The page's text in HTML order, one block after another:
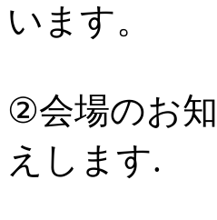
います。
②会場のお
えします.